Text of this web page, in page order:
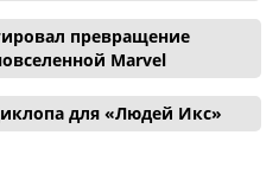
превращение
Marvel
для «Людей Икс»